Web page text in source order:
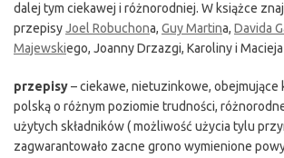
dalej tym ciekawej i różnorodniej. W książce
przepisyJoel Robuchona, Guy Martina, Davida
Majewskiego, Joanny Drzazgi, Karoliny i Macieja
przepisy– ciekawe, nietuzinkowe, obejmujące
polską o różnym poziomie trudności,
użytych składników ( możliwość użycia tylu
zagwarantowało zacne grono wymienione